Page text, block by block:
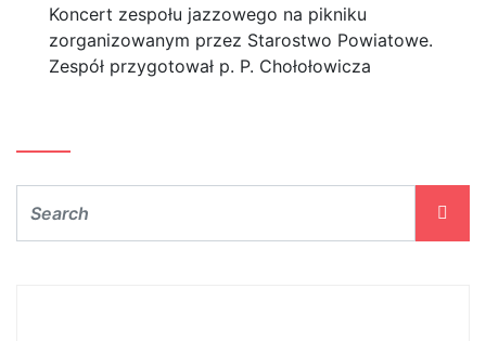
Koncert zespołu jazzowego na pikniku
zorganizowanym przez Starostwo Powiatowe.
Zespół przygotował p. P. Chołołowicza